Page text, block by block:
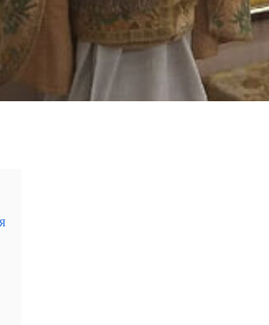
страница белорусской